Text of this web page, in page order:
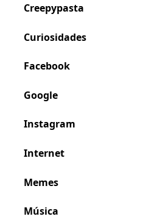
Creepypasta
Curiosidades
Facebook
Google
Instagram
Internet
Memes
Música